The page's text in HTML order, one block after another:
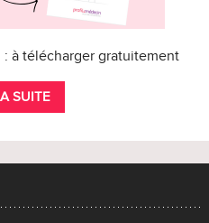
à télécharger gratuitement
SUITE